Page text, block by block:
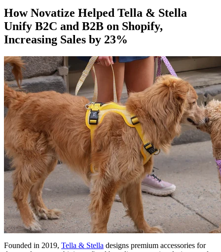
How Novatize Helped Tella & Stella
Unify B2C and B2B on Shopify,
Increasing Sales by 23%
Founded in 2019, Tella & Stella designs premium accessories for